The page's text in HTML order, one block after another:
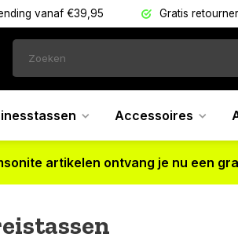
vanaf €39,95 Gratis
Accessoires
artikelen ontvang je nu een